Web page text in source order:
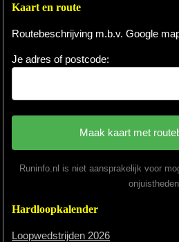
Kaart en route
Routebeschrijving m.b.v. Google
Je adres of postcode:
Runinfo.nl is niet aansprakelijk voor
onjuistheden.
Hardloopkalender
Loopwedstrijden 2026